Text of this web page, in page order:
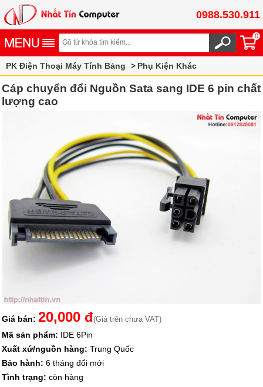
0988.530.911
0
PK Điện Thoại Máy Tính Bảng Phụ Kiện Khác
Cáp chuyển đổi Nguồn Sata sang IDE 6 pin chất
lượng cao
Giá bán: 20,000 đ(Giá trên chưa VAT)
Mã sản phẩm: IDE 6Pin
Xuất xứ/nguồn hàng: Trung Quốc
Bảo hành: 6 tháng đổi mới
Tình trạng: còn hàng